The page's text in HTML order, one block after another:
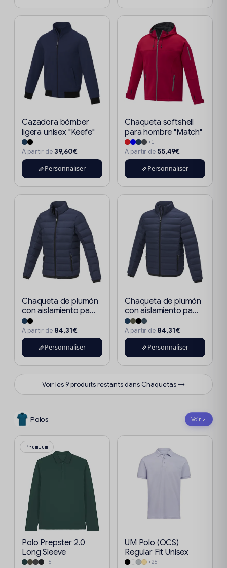
Cazadora bómber
ligera unisex "Keefe"
À partir de 39,60€
Personnaliser
Chaqueta softshell
para hombre "Match"
+1
À partir de 55,49€
Personnaliser
Chaqueta de plumón
con aislamiento pa...
À partir de 84,31€
Personnaliser
Chaqueta de plumón
con aislamiento pa...
À partir de 84,31€
Personnaliser
Voir les 9 produits restants dans Chaquetas →
Polos Voir
Premium
Polo Prepster 2.0
Long Sleeve
+6
UM Polo (OCS)
Regular Fit Unisex
+26